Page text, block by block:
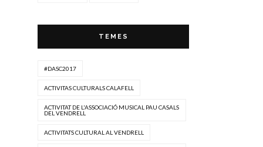
TEMES
#DASC2017
ACTIVITAS CULTURALS CALAFELL
ACTIVITAT DE L'ASSOCIACIÓ MUSICAL PAU CASALS
DEL VENDRELL
ACTIVITATS CULTURAL AL VENDRELL